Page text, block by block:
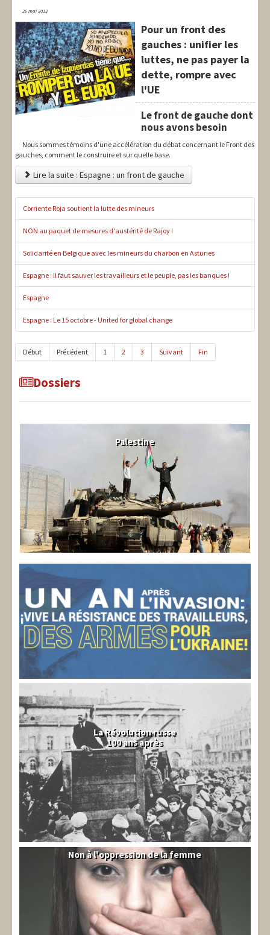
26 mai 2013
Pour un front des
gauches : unifier les
luttes, ne pas payer la
dette, rompre avec
l'UE
Le front de gauche dont
nous avons besoin
Nous sommes témoins d'une accélération du débat concernant le Front des
gauches, comment le construire et sur quelle base.
Lire la suite : Espagne : un front de gauche
Corriente Roja soutient la lutte des mineurs
NON au paquet de mesures d'austérité de Rajoy !
Solidarité en Belgique avec les mineurs du charbon en Asturies
Espagne : Il faut sauver les travailleurs et le peuple, pas les banques !
Espagne
Espagne : Le 15 octobre - United for global change
Début Précédent 1 2 3 Suivant Fin
Dossiers
Palestine
La Révolution russe
100 ans après
Syrie
Non à l'oppression de la femme